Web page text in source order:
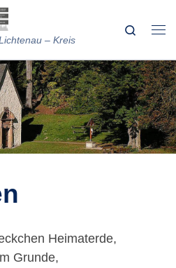
– Kreis
Search
Heimaterde,
Grunde,